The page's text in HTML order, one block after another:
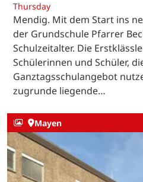
Thursday
Mendig. Mit dem Start ins
der Grundschule Pfarrer
Schulzeitalter. Die
Schülerinnen und Schüler,
Ganztagsschulangebot
zugrunde liegende…
Mayen